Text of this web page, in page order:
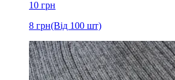
10 грн
8 грн(Від 100 шт)